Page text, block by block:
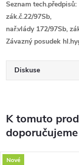
Seznam tech.předpisů:
zák.č.22/97Sb,
nař.vlády 172/97Sb,
Závazný posudek
Diskuse
K tomuto
Nové